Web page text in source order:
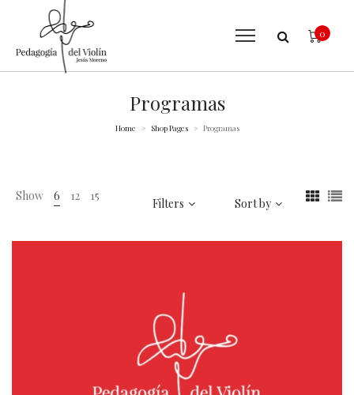
0
Programas
Home > Shop Pages > Programas
Show 6 12 15
Filters Sort by